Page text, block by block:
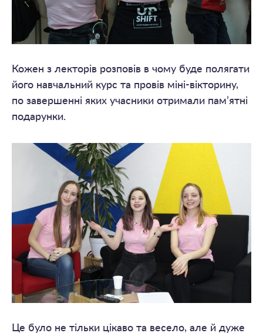
Кожен з лекторів розповів в чому буде полягати
його навчальний курс та провів міні-вікторину,
по завершенні яких учасники отримали пам’ятні
подарунки.
Це було не тільки цікаво та весело, але й дуже